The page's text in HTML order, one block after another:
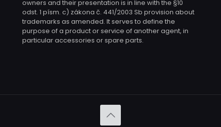
owners and their presentation is in line with the §10
odst. 1 písm. c) zákona č. 441/2003 Sb provision about
trademarks as amended. It serves to define the
purpose of a product or service of another agent, in
particular accessories or spare parts.